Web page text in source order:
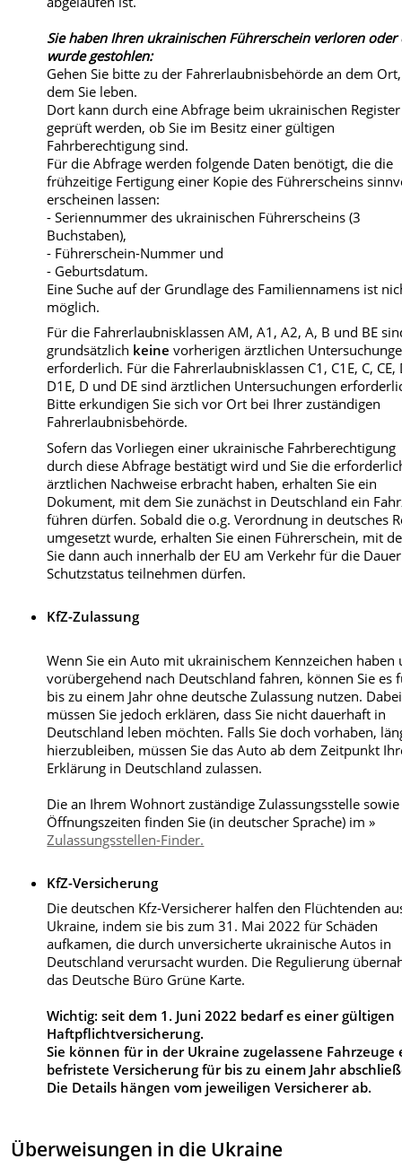
Sie haben Ihren ukrainischen Führerschein verloren oder
wurde gestohlen:
Gehen Sie bitte zu der Fahrerlaubnisbehörde an dem
dem Sie leben.
Dort kann durch eine Abfrage beim ukrainischen Register
geprüft werden, ob Sie im Besitz einer gültigen
Fahrberechtigung sind.
Für die Abfrage werden folgende Daten benötigt, die die
frühzeitige Fertigung einer Kopie des Führerscheins
erscheinen lassen:
- Seriennummer des ukrainischen Führerscheins (3
Buchstaben),
- Führerschein-Nummer und
- Geburtsdatum.
Eine Suche auf der Grundlage des Familiennamens ist
möglich.
Für die Fahrerlaubnisklassen AM, A1, A2, A, B und BE
grundsätzlich keine vorherigen ärztlichen
erforderlich. Für die Fahrerlaubnisklassen C1, C1E, C, CE,
D1E, D und DE sind ärztlichen Untersuchungen
Bitte erkundigen Sie sich vor Ort bei Ihrer zuständigen
Fahrerlaubnisbehörde.
Sofern das Vorliegen einer ukrainische Fahrberechtigung
durch diese Abfrage bestätigt wird und Sie die
ärztlichen Nachweise erbracht haben, erhalten Sie ein
Dokument, mit dem Sie zunächst in Deutschland ein
führen dürfen. Sobald die o.g. Verordnung in deutsches
umgesetzt wurde, erhalten Sie einen Führerschein, mit
Sie dann auch innerhalb der EU am Verkehr für die
Schutzstatus teilnehmen dürfen.
KfZ-Zulassung
Wenn Sie ein Auto mit ukrainischem Kennzeichen haben
vorübergehend nach Deutschland fahren, können Sie es
bis zu einem Jahr ohne deutsche Zulassung nutzen. Dabei
müssen Sie jedoch erklären, dass Sie nicht dauerhaft in
Deutschland leben möchten. Falls Sie doch vorhaben,
hierzubleiben, müssen Sie das Auto ab dem Zeitpunkt
Erklärung in Deutschland zulassen.
Die an Ihrem Wohnort zuständige Zulassungsstelle
Öffnungszeiten finden Sie (in deutscher Sprache) im »
Zulassungsstellen-Finder.
KfZ-Versicherung
Die deutschen Kfz-Versicherer halfen den Flüchtenden
Ukraine, indem sie bis zum 31. Mai 2022 für Schäden
aufkamen, die durch unversicherte ukrainische Autos in
Deutschland verursacht wurden. Die Regulierung
das Deutsche Büro Grüne Karte.
Wichtig: seit dem 1. Juni 2022 bedarf es einer gültigen
Haftpflichtversicherung.
Sie können für in der Ukraine zugelassene Fahrzeuge
befristete Versicherung für bis zu einem Jahr
Die Details hängen vom jeweiligen Versicherer ab.
Überweisungen in die Ukraine